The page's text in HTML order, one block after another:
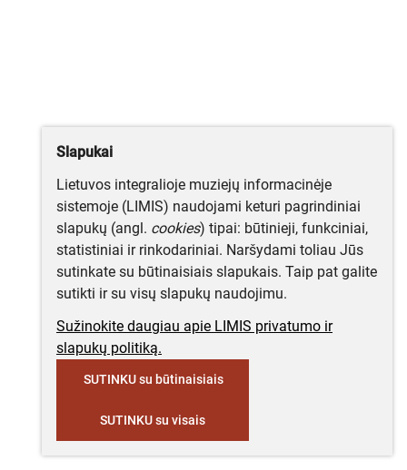
Slapukai
Lietuvos integralioje muziejų informacinėje
sistemoje (LIMIS) naudojami keturi pagrindiniai
slapukų (angl. cookies) tipai: būtinieji, funkciniai,
statistiniai ir rinkodariniai. Naršydami toliau Jūs
sutinkate su būtinaisiais slapukais. Taip pat galite
sutikti ir su visų slapukų naudojimu.
Sužinokite daugiau apie LIMIS privatumo ir
slapukų politiką.
SUTINKU su būtinaisiais
SUTINKU su visais